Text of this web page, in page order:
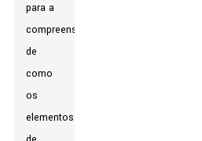
para a
compreensão
de
como
os
elementos